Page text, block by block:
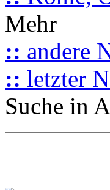
Mehr
:: andere
:: letzter
Suche in